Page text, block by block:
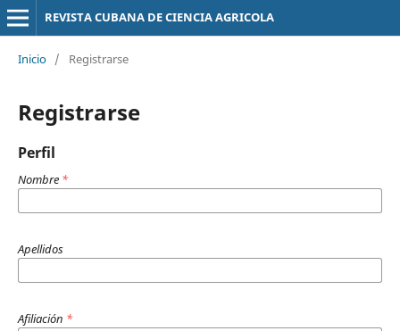
REVISTA CUBANA DE CIENCIA AGRICOLA
Inicio / Registrarse
Registrarse
Perfil
Nombre *
Apellidos
Afiliación *